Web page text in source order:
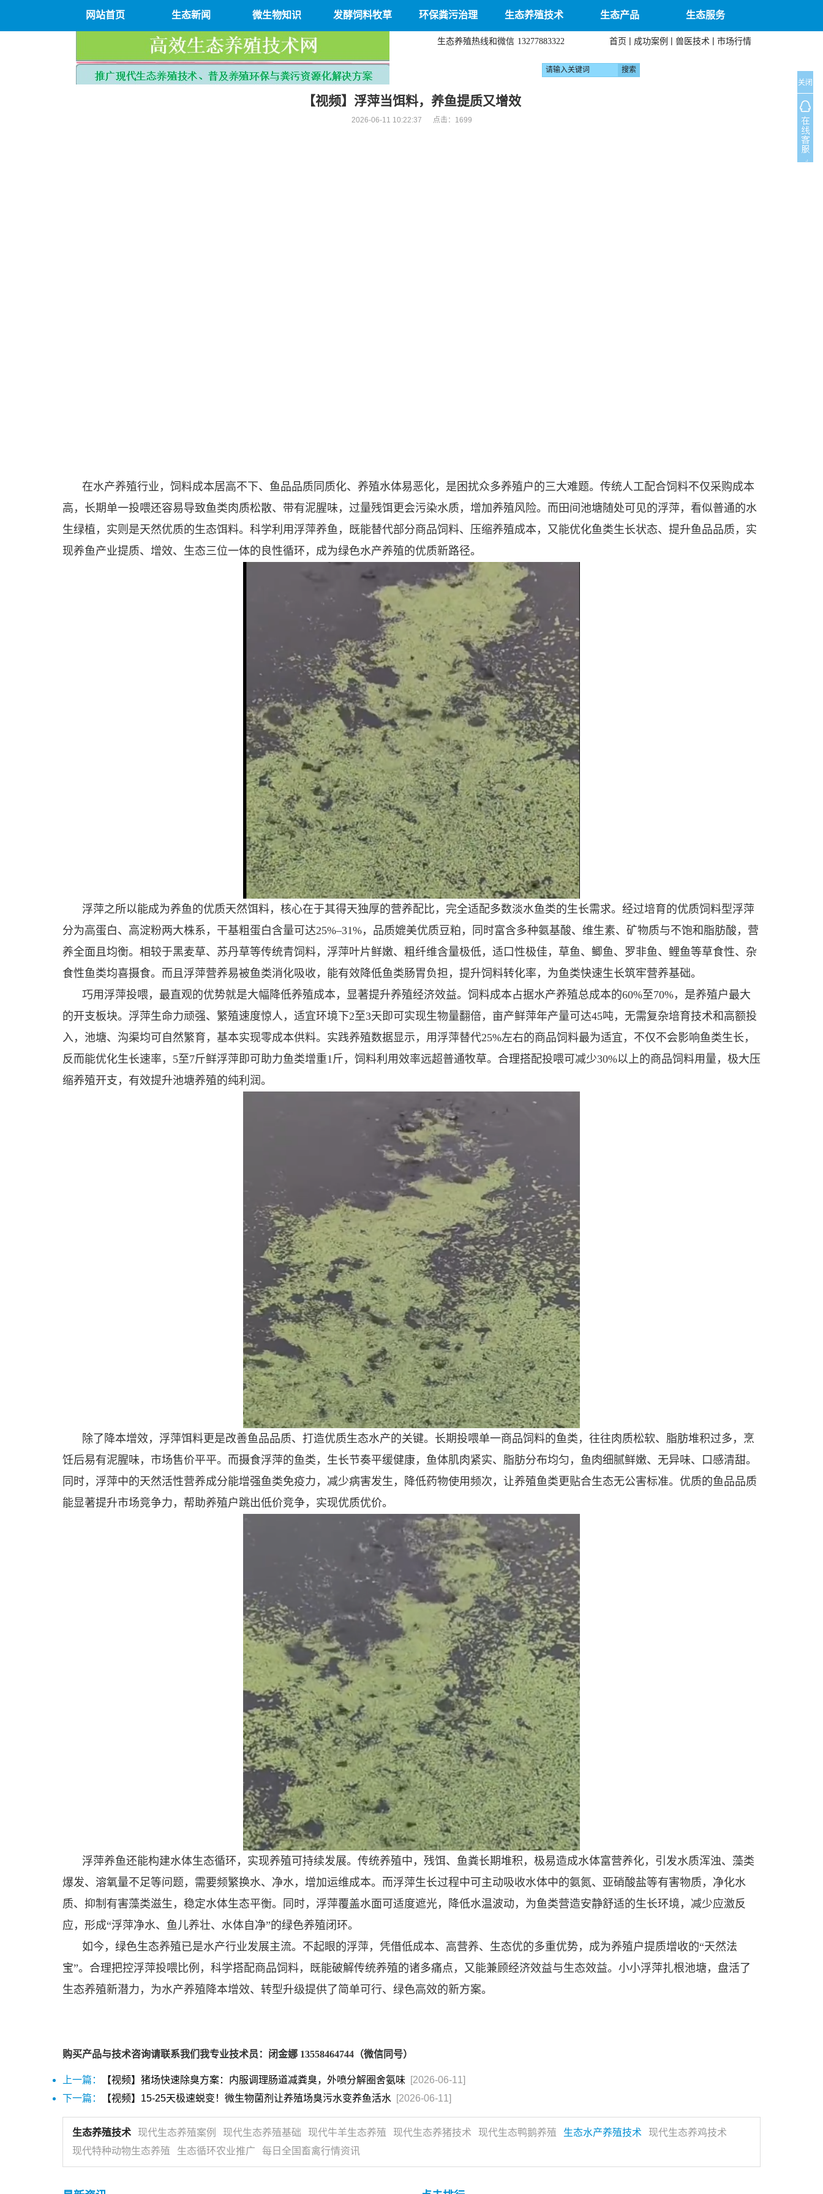
网站首页 生态新闻 微生物知识 发酵饲料牧草 环保粪污治理 生态养殖技术 生态产品 生态服务
首页 | 成功案例 | 兽医技术 | 市场行情
生态养殖热线和微信 13277883322
【视频】浮萍当饵料，养鱼提质又增效
2026-06-11 10:22:37 点击： 1699
在水产养殖行业，饲料成本居高不下、鱼品品质同质化、养殖水体易恶化，是困扰众多养殖户的三大难题。传统人工配合饲料不仅采购成本
高，长期单一投喂还容易导致鱼类肉质松散、带有泥腥味，过量残饵更会污染水质，增加养殖风险。而田间池塘随处可见的浮萍，看似普通的水
生绿植，实则是天然优质的生态饵料。科学利用浮萍养鱼，既能替代部分商品饲料、压缩养殖成本，又能优化鱼类生长状态、提升鱼品品质，实
现养鱼产业提质、增效、生态三位一体的良性循环，成为绿色水产养殖的优质新路径。
浮萍之所以能成为养鱼的优质天然饵料，核心在于其得天独厚的营养配比，完全适配多数淡水鱼类的生长需求。经过培育的优质饲料型浮萍
分为高蛋白、高淀粉两大株系，干基粗蛋白含量可达25%–31%，品质媲美优质豆粕，同时富含多种氨基酸、维生素、矿物质与不饱和脂肪酸，营
养全面且均衡。相较于黑麦草、苏丹草等传统青饲料，浮萍叶片鲜嫩、粗纤维含量极低，适口性极佳，草鱼、鲫鱼、罗非鱼、鲤鱼等草食性、杂
食性鱼类均喜摄食。而且浮萍营养易被鱼类消化吸收，能有效降低鱼类肠胃负担，提升饲料转化率，为鱼类快速生长筑牢营养基础。
巧用浮萍投喂，最直观的优势就是大幅降低养殖成本，显著提升养殖经济效益。饲料成本占据水产养殖总成本的60%至70%，是养殖户最大
的开支板块。浮萍生命力顽强、繁殖速度惊人，适宜环境下2至3天即可实现生物量翻倍，亩产鲜萍年产量可达45吨，无需复杂培育技术和高额投
入，池塘、沟渠均可自然繁育，基本实现零成本供料。实践养殖数据显示，用浮萍替代25%左右的商品饲料最为适宜，不仅不会影响鱼类生长，
反而能优化生长速率，5至7斤鲜浮萍即可助力鱼类增重1斤，饲料利用效率远超普通牧草。合理搭配投喂可减少30%以上的商品饲料用量，极大压
缩养殖开支，有效提升池塘养殖的纯利润。
除了降本增效，浮萍饵料更是改善鱼品品质、打造优质生态水产的关键。长期投喂单一商品饲料的鱼类，往往肉质松软、脂肪堆积过多，烹
饪后易有泥腥味，市场售价平平。而摄食浮萍的鱼类，生长节奏平缓健康，鱼体肌肉紧实、脂肪分布均匀，鱼肉细腻鲜嫩、无异味、口感清甜。
同时，浮萍中的天然活性营养成分能增强鱼类免疫力，减少病害发生，降低药物使用频次，让养殖鱼类更贴合生态无公害标准。优质的鱼品品质
能显著提升市场竞争力，帮助养殖户跳出低价竞争，实现优质优价。
浮萍养鱼还能构建水体生态循环，实现养殖可持续发展。传统养殖中，残饵、鱼粪长期堆积，极易造成水体富营养化，引发水质浑浊、藻类
爆发、溶氧量不足等问题，需要频繁换水、净水，增加运维成本。而浮萍生长过程中可主动吸收水体中的氨氮、亚硝酸盐等有害物质，净化水
质、抑制有害藻类滋生，稳定水体生态平衡。同时，浮萍覆盖水面可适度遮光，降低水温波动，为鱼类营造安静舒适的生长环境，减少应激反
应，形成“浮萍净水、鱼儿养壮、水体自净”的绿色养殖闭环。
如今，绿色生态养殖已是水产行业发展主流。不起眼的浮萍，凭借低成本、高营养、生态优的多重优势，成为养殖户提质增收的“天然法
宝”。合理把控浮萍投喂比例，科学搭配商品饲料，既能破解传统养殖的诸多痛点，又能兼顾经济效益与生态效益。小小浮萍扎根池塘，盘活了
生态养殖新潜力，为水产养殖降本增效、转型升级提供了简单可行、绿色高效的新方案。
购买产品与技术咨询请联系我们我专业技术员：闭金娜 13558464744（微信同号）
上一篇： 【视频】猪场快速除臭方案：内服调理肠道减粪臭，外喷分解圈舍氨味 [2026-06-11]
下一篇：
【视频】15-25天极速蜕变！微生物菌剂让养殖场臭污水变养鱼活水 [2026-06-11]
生态养殖技术 现代生态养殖案例 现代生态养殖基础 现代牛羊生态养殖 现代生态养猪技术 现代生态鸭鹅养殖 生态水产养殖技术
现代生态养鸡技术
现代特种动物生态养殖
生态循环农业推广 每日全国畜禽行情资讯
关闭